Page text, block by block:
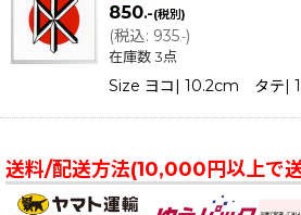
850.-(税別)
(税込: 935.-)
在庫数 3点
Size ヨコ| 10.2cm タテ|
送料/配送方法(10,000円以上で